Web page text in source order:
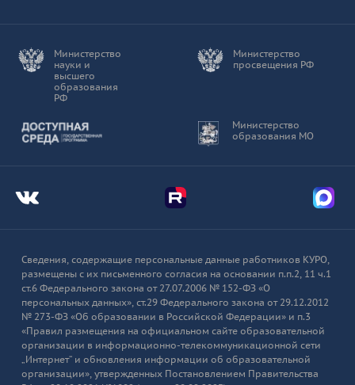
Министерство
науки и
высшего
образования
РФ
Министерство
просвещения РФ
Министерство
образования МО
Доступная среда
Мы во Вконтакте Мы в Telegram Мы в
Сведения, содержащие персональные данные работников КУРО,
размещены с их письменного согласия на основании п.п.2, 11 ч.1
ст.6 Федерального закона от 27.07.2006 № 152-ФЗ «О
персональных данных», ст.29 Федерального закона от 29.12.2012
№ 273-ФЗ «Об образовании в Российской Федерации» и п.3
«Правил размещения на официальном сайте образовательной
организации в информационно-телекоммуникационной сети
„Интернет“ и обновления информации об образовательной
организации», утвержденных Постановлением Правительства